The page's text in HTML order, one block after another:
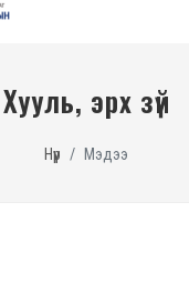
Хууль, эрх зүй
Нүүр Мэдээ